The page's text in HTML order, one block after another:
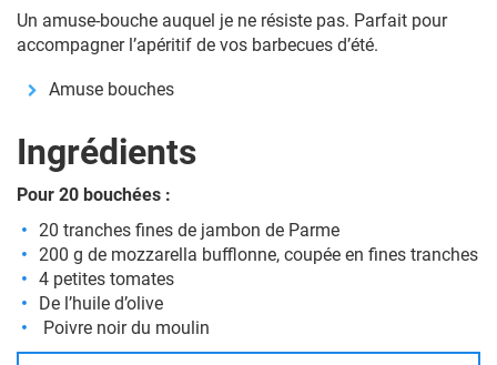
Un amuse-bouche auquel je ne résiste pas. Parfait pour
accompagner l’apéritif de vos barbecues d’été.
Amuse bouches
Ingrédients
Pour 20 bouchées :
20 tranches fines de jambon de Parme
200 g de mozzarella bufflonne, coupée en fines tranches
4 petites tomates
De l’huile d’olive
Poivre noir du moulin